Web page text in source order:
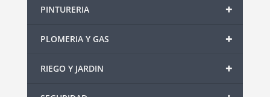
+
PINTURERIA
+
PLOMERIA Y GAS
+
RIEGO Y JARDIN